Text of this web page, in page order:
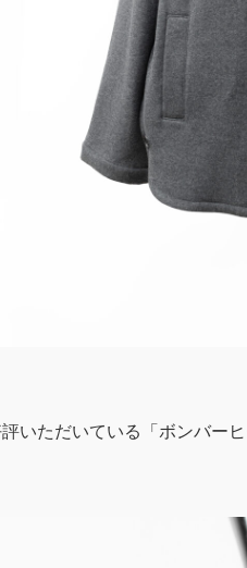
いただいている「ボンバー